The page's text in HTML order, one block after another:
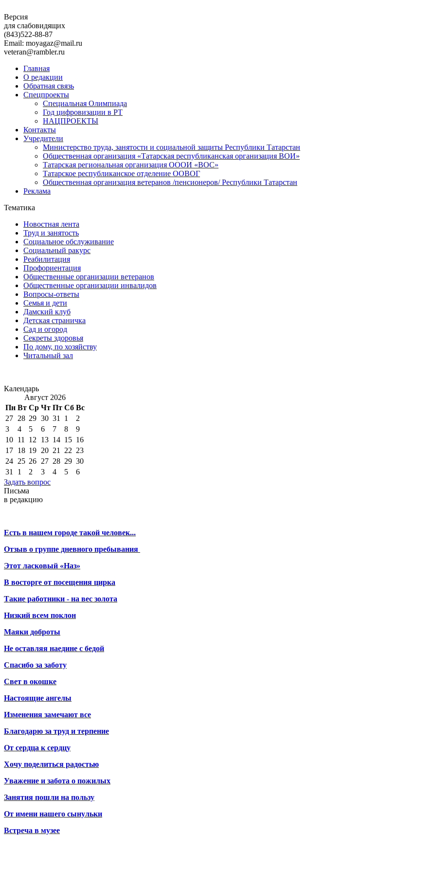
Версия
для слабовидящих
(843)522-88-87
Email: moyagaz@mail.ru
veteran@rambler.ru
Главная
О редакции
Обратная связь
Спецпроекты
Специальная Олимпиада
Год цифровизации в РТ
НАЦПРОЕКТЫ
Контакты
Учредители
Министерство труда, занятости и социальной защиты Республики Татарстан
Общественная организация «Татарская республиканская организация ВОИ»
Татарская региональная организация ОООИ «ВОС»
Татарское республиканское отделение ООВОГ
Общественная организация ветеранов /пенсионеров/ Республики Татарстан
Реклама
Тематика
Новостная лента
Труд и занятость
Социальное обслуживание
Социальный ракурс
Реабилитация
Профориентация
Общественные организации ветеранов
Общественные организации инвалидов
Вопросы-ответы
Семья и дети
Дамский клуб
Детская страничка
Сад и огород
Секреты здоровья
По дому, по хозяйству
Читальный зал
Календарь
Август 2026
Пн Вт Ср Чт Пт Сб Вс
27 28 29 30 31 1
2
3
4 5 6 7 8
9
10 11 12 13 14 15 16
17 18 19 20 21 22 23
24 25 26 27 28 29 30
31
1 2 3 4 5
6
Задать вопрос
Письма
в редакцию
Есть в нашем городе такой человек...
Отзыв о группе дневного пребывания
Этот ласковый «Наз»
В восторге от посещения цирка
Такие работники - на вес золота
Низкий всем поклон
Маяки доброты
Не оставляя наедине с бедой
Спасибо за заботу
Свет в окошке
Настоящие ангелы
Изменения замечают все
Благодарю за труд и терпение
От сердца к сердцу
Хочу поделиться радостью
Уважение и забота о пожилых
Занятия пошли на пользу
От имени нашего сынульки
Встреча в музее